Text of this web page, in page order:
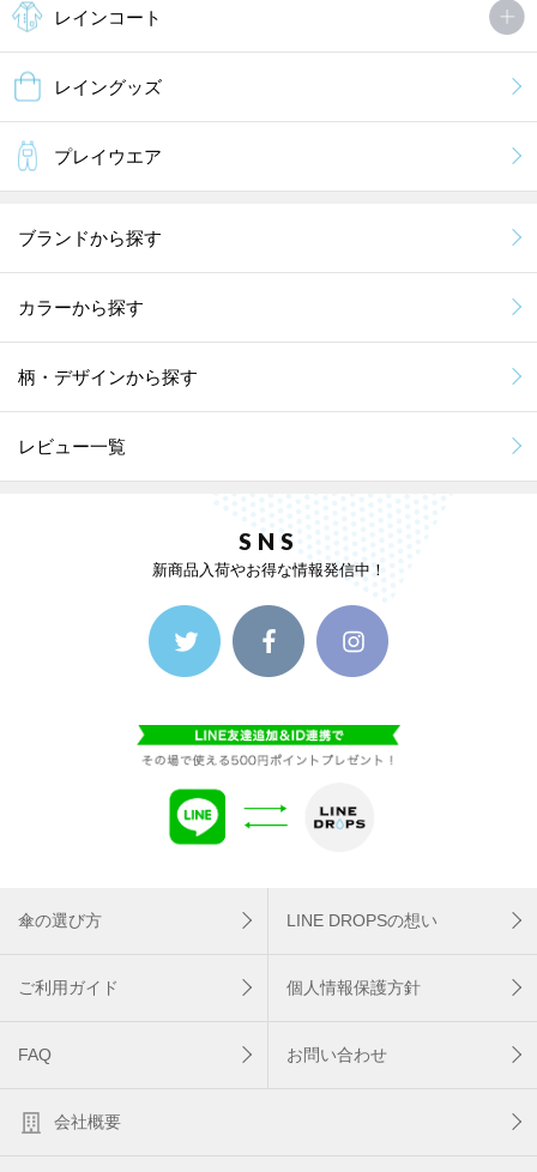
レインコート
レイングッズ
プレイウエア
ブランドから探す
カラーから探す
柄・デザインから探す
レビュー一覧
SNS
新商品入荷やお得な情報発信中！
傘の選び方 LINE DROPSの想い
ご利用ガイド 個人情報保護方針
FAQ お問い合わせ
会社概要